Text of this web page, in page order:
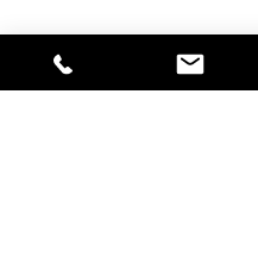
297 شارع سنترال جاردنر،
ماساتشوستس 01440
978-364-0920